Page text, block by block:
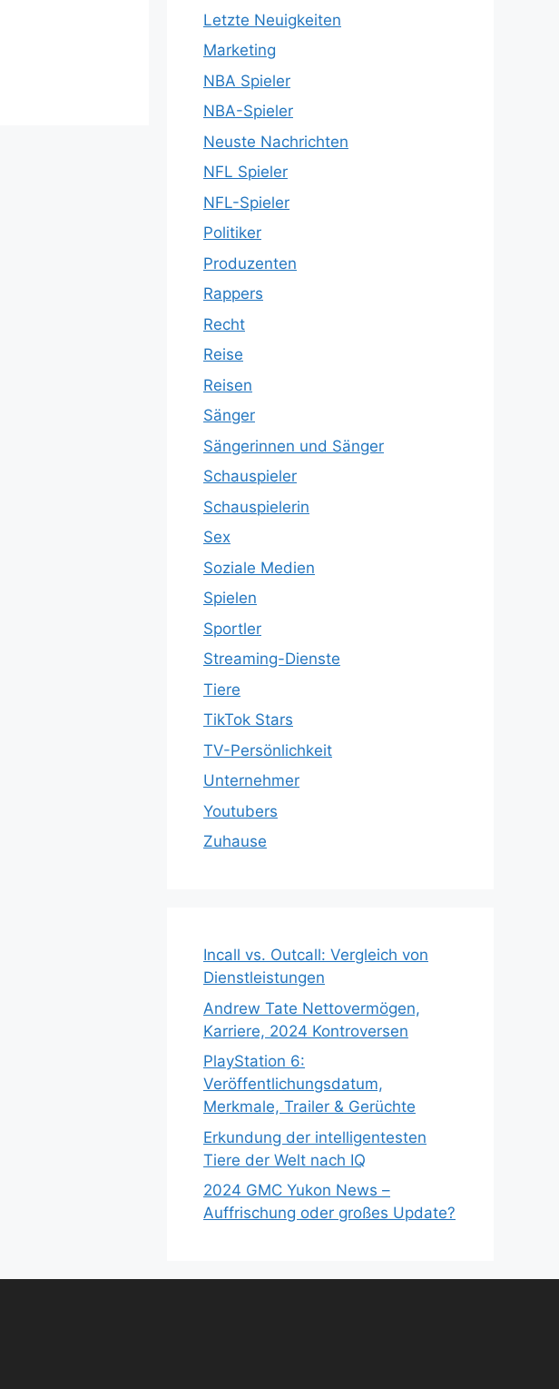
Letzte Neuigkeiten
Marketing
NBA Spieler
NBA-Spieler
Neuste Nachrichten
NFL Spieler
NFL-Spieler
Politiker
Produzenten
Rappers
Recht
Reise
Reisen
Sänger
Sängerinnen und Sänger
Schauspieler
Schauspielerin
Sex
Soziale Medien
Spielen
Sportler
Streaming-Dienste
Tiere
TikTok Stars
TV-Persönlichkeit
Unternehmer
Youtubers
Zuhause
Incall vs. Outcall: Vergleich von
Dienstleistungen
Andrew Tate Nettovermögen,
Karriere, 2024 Kontroversen
PlayStation 6:
Veröffentlichungsdatum,
Merkmale, Trailer & Gerüchte
Erkundung der intelligentesten
Tiere der Welt nach IQ
2024 GMC Yukon News –
Auffrischung oder großes Update?